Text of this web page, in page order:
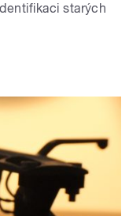
starých